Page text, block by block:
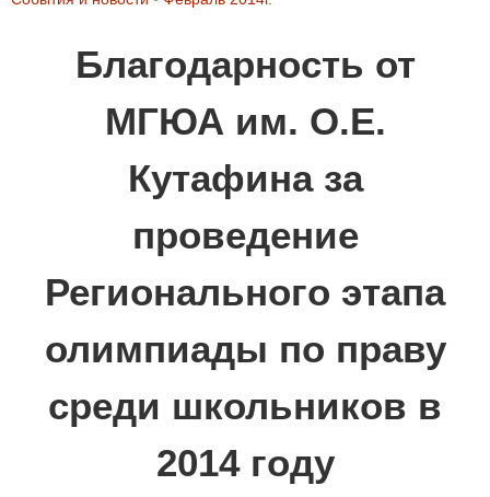
Благодарность от
МГЮА им. О.Е.
Кутафина за
проведение
Регионального этапа
олимпиады по праву
среди школьников в
2014 году